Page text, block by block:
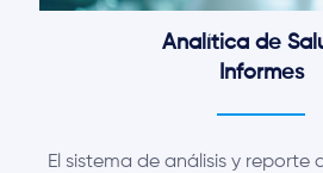
Analítica de
Informes
El sistema de análisis y reporte